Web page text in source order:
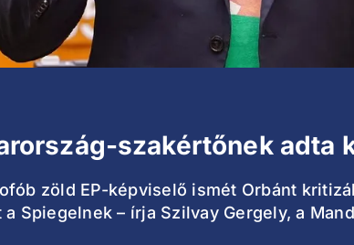
szakértőnek adta
zöld EP-képviselő ismét Orbánt
Spiegelnek – írja Szilvay Gergely, a